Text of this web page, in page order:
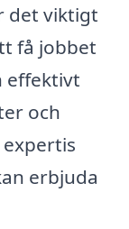
det viktigt
få jobbet
effektivt
och
erbjuda